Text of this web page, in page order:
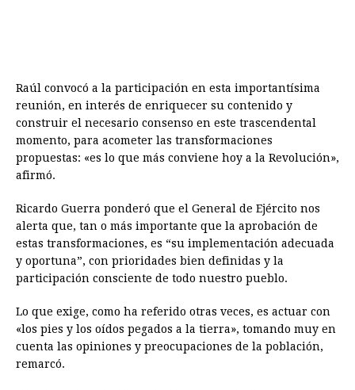
Raúl convocó a la participación en esta importantísima
reunión, en interés de enriquecer su contenido y
construir el necesario consenso en este trascendental
momento, para acometer las transformaciones
propuestas: «es lo que más conviene hoy a la Revolución»,
afirmó.
Ricardo Guerra ponderó que el General de Ejército nos
alerta que, tan o más importante que la aprobación de
estas transformaciones, es “su implementación adecuada
y oportuna”, con prioridades bien definidas y la
participación consciente de todo nuestro pueblo.
Lo que exige, como ha referido otras veces, es actuar con
«los pies y los oídos pegados a la tierra», tomando muy en
cuenta las opiniones y preocupaciones de la población,
remarcó.